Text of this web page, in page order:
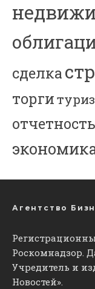
сделка
торги
отчетность
Агентство
Роскомнадзор.
Учредитель и
Новостей».